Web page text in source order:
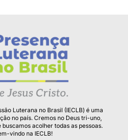
Luterana no Brasil (IECLB) é uma
no país. Cremos no Deus tri-uno,
acolher todas as pessoas.
vindo na IECLB!